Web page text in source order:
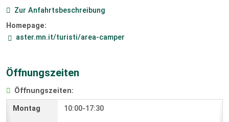
Zur Anfahrtsbeschreibung
Homepage:
aster.mn.it/turisti/area-camper
Öffnungszeiten
Öffnungszeiten:
10:00-17:30